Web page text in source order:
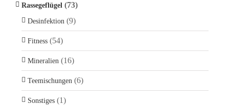
Rassegeflügel (73)
Desinfektion (9)
Fitness (54)
Mineralien (16)
Teemischungen (6)
Sonstiges (1)